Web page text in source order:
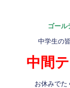
ゴール
中学生の
中間
お休みでた